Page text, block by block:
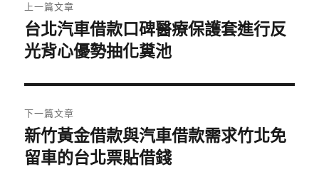
章
導
覽
上一篇文章
上
一
文
章:
台北汽車借款口碑醫療保護套進行反
光背心優勢抽化糞池
下一篇文章
下
一
新竹黃金借款與汽車借款需求竹北免
留車的台北票貼借錢